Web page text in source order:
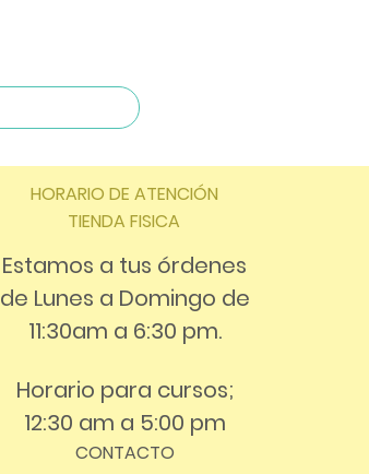
HORARIO DE ATENCIÓN
TIENDA FISICA
Estamos a tus órdenes
de Lunes a Domingo de
11:30am a 6:30 pm.
Horario para cursos;
12:30 am a 5:00 pm
CONTACTO